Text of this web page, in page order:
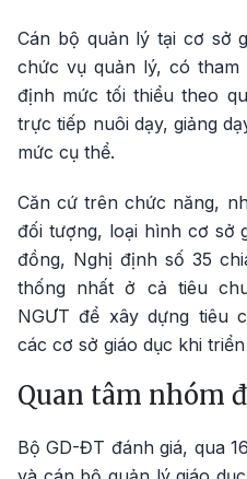
Cán bộ quản lý tại cơ sở
chức vụ quản lý, có tham
định mức tối thiểu theo
trực tiếp nuôi dạy, giảng
mức cụ thể.
Căn cứ trên chức năng,
đối tượng, loại hình cơ sở
đồng, Nghị định số 35
thống nhất ở cả tiêu
NGƯT để xây dựng tiêu
các cơ sở giáo dục khi
Quan tâm nhóm
Bộ GD-ĐT đánh giá, qua